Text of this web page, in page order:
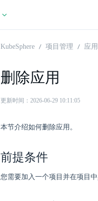
KubeSphere 项目管理 应
删除应用
更新时间：2026-06-29 10:11:05
本节介绍如何删除应用。
前提条件
您需要加入一个项目并在项目